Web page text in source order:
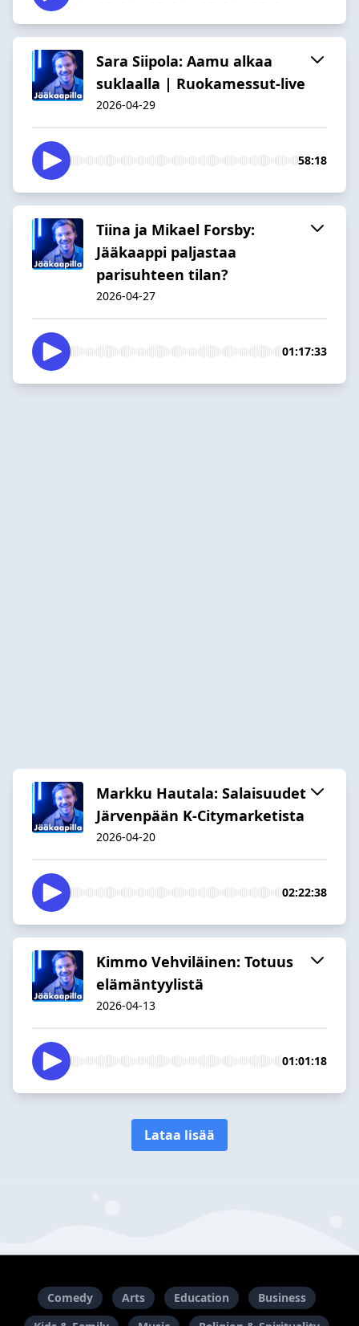
Sara Siipola: Aamu alkaa
suklaalla | Ruokamessut-live
2026-04-29
58:18
Tiina ja Mikael Forsby:
Jääkaappi paljastaa
parisuhteen tilan?
2026-04-27
01:17:33
Markku Hautala: Salaisuudet
Järvenpään K-Citymarketista
2026-04-20
02:22:38
Kimmo Vehviläinen: Totuus
elämäntyylistä
2026-04-13
01:01:18
Lataa lisää
Comedy Arts Education
Business